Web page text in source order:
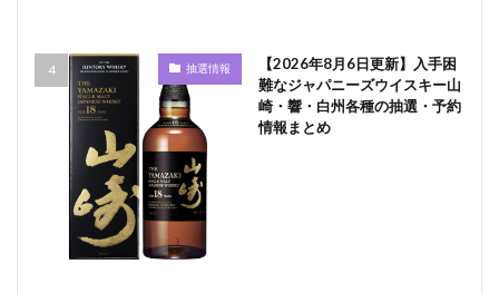
抽選情報
【2026年8月6日更新】入手困
難なジャパニーズウイスキー山
崎・響・白州各種の抽選・予約
情報まとめ